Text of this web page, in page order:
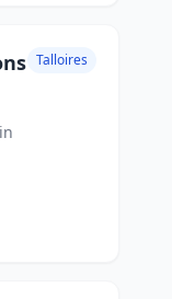
Talloires